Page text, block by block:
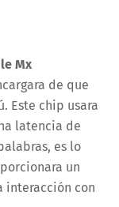
Mx
de que
Este chip usara
latencia de
es lo
un
interacción con